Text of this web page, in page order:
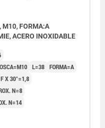
M10, FORMA:A
ACERO INOXIDABLE
L=38 FORMA=A
F X 30°=1,8
N=8
N=14